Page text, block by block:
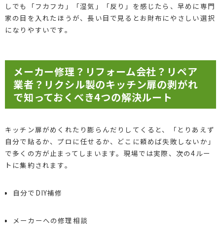
しでも「フカフカ」「湿気」「反り」を感じたら、早めに専門
家の目を入れたほうが、長い目で見るとお財布にやさしい選択
になりやすいです。
メーカー修理？リフォーム会社？リペア
業者？リクシル製のキッチン扉の剥がれ
で知っておくべき4つの解決ルート
キッチン扉がめくれたり膨らんだりしてくると、「とりあえず
自分で貼るか、プロに任せるか、どこに頼めば失敗しないか」
で多くの方が止まってしまいます。現場では実際、次の4ルー
トに集約されます。
自分でDIY補修
メーカーへの修理相談